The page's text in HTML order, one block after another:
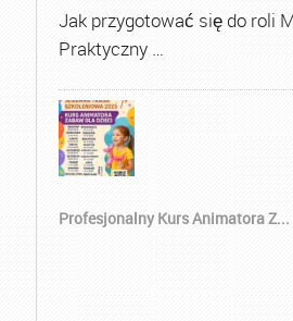
Jak przygotować się do roli
Praktyczny …
Profesjonalny Kurs Animatora Z...